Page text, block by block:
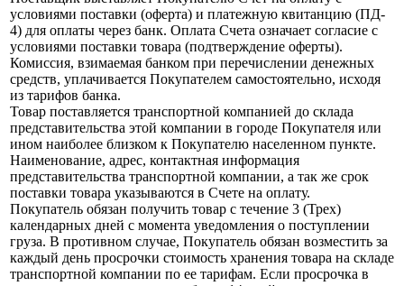
условиями поставки (оферта) и платежную квитанцию (ПД-
4) для оплаты через банк. Оплата Счета означает согласие с
условиями поставки товара (подтверждение оферты).
Комиссия, взимаемая банком при перечислении денежных
средств, уплачивается Покупателем самостоятельно, исходя
из тарифов банка.
Товар поставляется транспортной компанией до склада
представительства этой компании в городе Покупателя или
ином наиболее близком к Покупателю населенном пункте.
Наименование, адрес, контактная информация
представительства транспортной компании, а так же срок
поставки товара указываются в Счете на оплату.
Покупатель обязан получить товар с течение 3 (Трех)
календарных дней с момента уведомления о поступлении
груза. В противном случае, Покупатель обязан возместить за
каждый день просрочки стоимость хранения товара на складе
транспортной компании по ее тарифам. Если просрочка в